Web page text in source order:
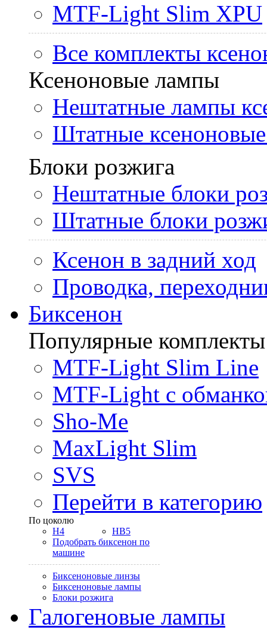
MTF-Light Slim XPU
Все комплекты
Ксеноновые лампы
Нештатные лампы
Штатные
Блоки розжига
Нештатные блоки
Штатные блоки
Ксенон в задний ход
Проводка,
Биксенон
Популярные комплекты
MTF-Light Slim Line
MTF-Light с
Sho-Me
MaxLight Slim
SVS
Перейти в категорию
По цоколю
H4
HB5
Подобрать биксенон по
машине
Биксеноновые линзы
Биксеноновые лампы
Блоки розжига
Галогеновые лампы